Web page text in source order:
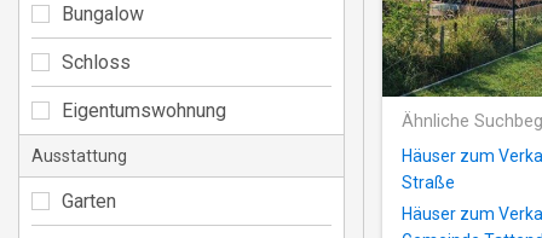
Ähnliche
Häuser zum
Straße
Häuser zum
Bungalow
Schloss
Eigentumswohnung
Ausstattung
Garten